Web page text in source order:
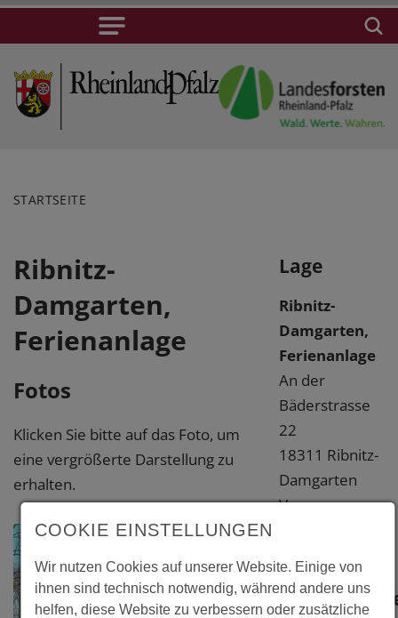
STARTSEITE
Ribnitz-
Damgarten,
Ferienanlage
Fotos
Klicken Sie bitte auf das Foto, um
eine vergrößerte Darstellung zu
erhalten.
Lage
Ribnitz-
Damgarten,
Ferienanlage
An der
Bäderstrasse
22
18311 Ribnitz-
Damgarten
Vorpommern-
Weitere
COOKIE EINSTELLUNGEN
Wir nutzen Cookies auf unserer Website. Einige von
ihnen sind technisch notwendig, während andere uns
helfen, diese Website zu verbessern oder zusätzliche